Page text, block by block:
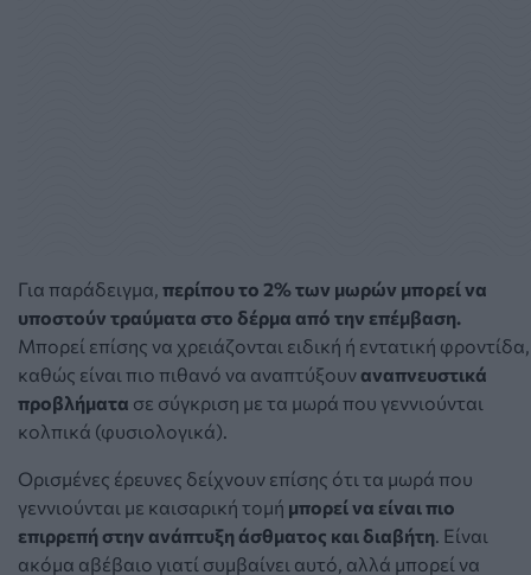
Για παράδειγμα, περίπου το 2% των μωρών μπορεί να
υποστούν τραύματα στο δέρμα από την επέμβαση.
Μπορεί επίσης να χρειάζονται ειδική ή εντατική φροντίδα,
καθώς είναι πιο πιθανό να αναπτύξουν αναπνευστικά
προβλήματα σε σύγκριση με τα μωρά που γεννιούνται
κολπικά (φυσιολογικά).
Ορισμένες έρευνες δείχνουν επίσης ότι τα μωρά που
γεννιούνται με καισαρική τομή μπορεί να είναι πιο
επιρρεπή στην ανάπτυξη άσθματος και διαβήτη Είναι
ακόμα αβέβαιο γιατί συμβαίνει αυτό, αλλά μπορεί να